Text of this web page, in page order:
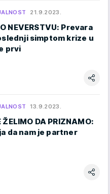
21.9.2023.
NEVERSTVU: Prevara
simptom krize u
prvi
13.9.2023.
ŽELIMO DA PRIZNAMO:
da nam je partner